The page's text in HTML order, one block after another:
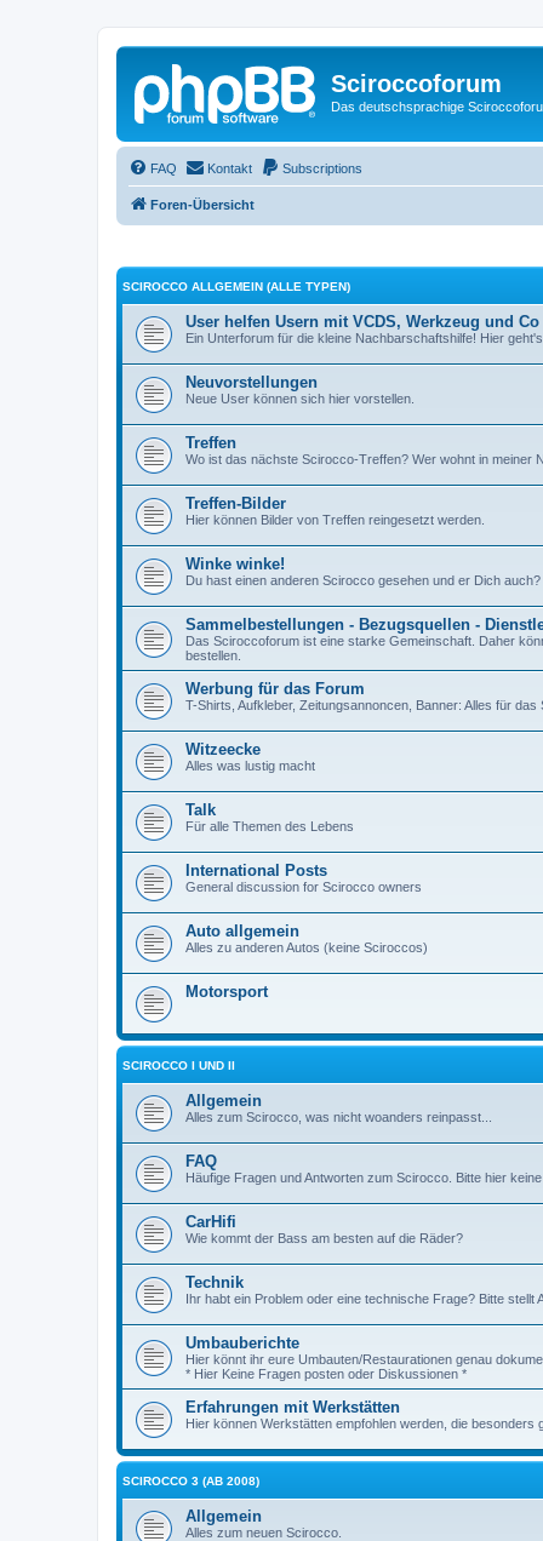
Sciroccoforum
Das deutschsprachige
FAQ Kontakt Subscriptions
Foren-Übersicht
SCIROCCO ALLGEMEIN (ALLE TYPEN)
User helfen Usern mit VCDS, Werkzeug und Co
Ein Unterforum für die kleine Nachbarschaftshilfe! Hier
Neuvorstellungen
Neue User können sich hier vorstellen.
Treffen
Wo ist das nächste Scirocco-Treffen? Wer wohnt in meiner
Treffen-Bilder
Hier können Bilder von Treffen reingesetzt werden.
Winke winke!
Du hast einen anderen Scirocco gesehen und er Dich auch?
Sammelbestellungen - Bezugsquellen -
Das Sciroccoforum ist eine starke Gemeinschaft. Daher
bestellen.
Werbung für das Forum
T-Shirts, Aufkleber, Zeitungsannoncen, Banner: Alles für
Witzeecke
Alles was lustig macht
Talk
Für alle Themen des Lebens
International Posts
General discussion for Scirocco owners
Auto allgemein
Alles zu anderen Autos (keine Sciroccos)
Motorsport
SCIROCCO I UND II
Allgemein
Alles zum Scirocco, was nicht woanders reinpasst...
FAQ
Häufige Fragen und Antworten zum Scirocco. Bitte hier
CarHifi
Wie kommt der Bass am besten auf die Räder?
Technik
Ihr habt ein Problem oder eine technische Frage? Bitte stellt
Umbauberichte
Hier könnt ihr eure Umbauten/Restaurationen genau
* Hier Keine Fragen posten oder Diskussionen *
Erfahrungen mit Werkstätten
Hier können Werkstätten empfohlen werden, die besonders
SCIROCCO 3 (AB 2008)
Allgemein
Alles zum neuen Scirocco.